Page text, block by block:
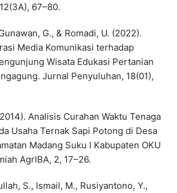
67–80.
G., & Romadi, U. (2022).
Media Komunikasi terhadap
Wisata Edukasi Pertanian
Jurnal Penyuluhan, 18(01),
Analisis Curahan Waktu Tenaga
Usaha Ternak Sapi Potong di Desa
Madang Suku I Kabupaten OKU
AgrIBA, 2, 17–26.
S., Ismail, M., Rusiyantono, Y.,